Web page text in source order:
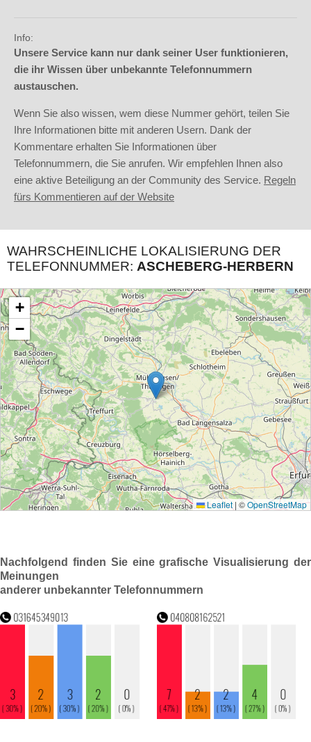
Info:
Unsere Service kann nur dank seiner User funktionieren,
die ihr Wissen über unbekannte Telefonnummern
austauschen.
Wenn Sie also wissen, wem diese Nummer gehört, teilen Sie
Ihre Informationen bitte mit anderen Usern. Dank der
Kommentare erhalten Sie Informationen über
Telefonnummern, die Sie anrufen. Wir empfehlen Ihnen also
eine aktive Beteiligung an der Community des Service. Regeln
fürs Kommentieren auf der Website
WAHRSCHEINLICHE LOKALISIERUNG DER
TELEFONNUMMER: ASCHEBERG-HERBERN
Nachfolgend finden Sie eine grafische Visualisierung der
Meinungen
anderer unbekannter Telefonnummern